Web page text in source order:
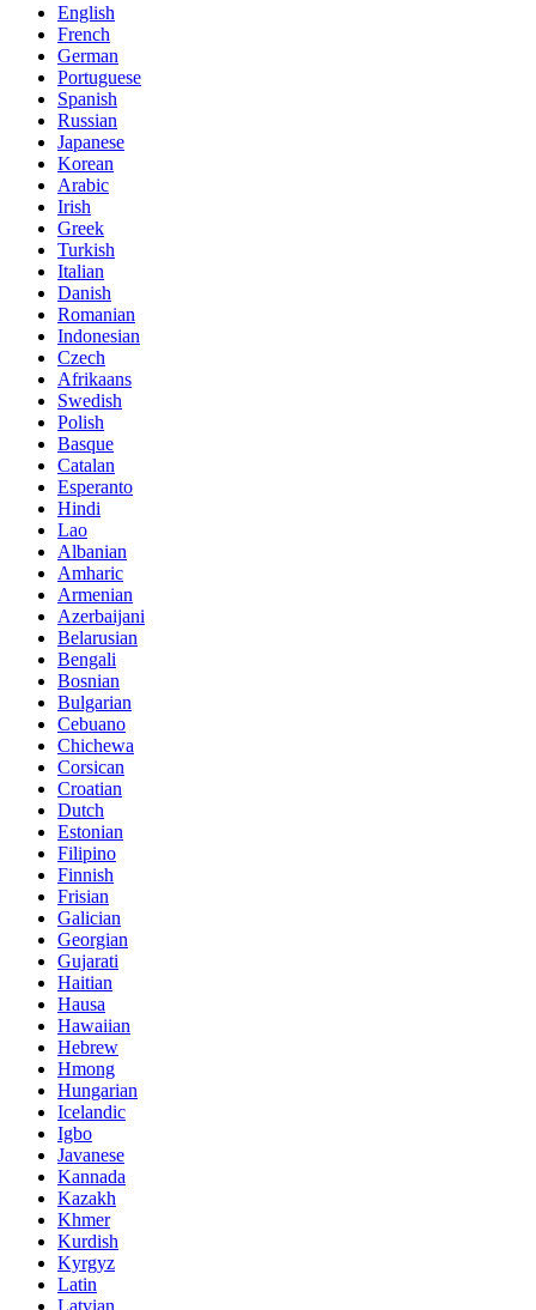
English
French
German
Portuguese
Spanish
Russian
Japanese
Korean
Arabic
Irish
Greek
Turkish
Italian
Danish
Romanian
Indonesian
Czech
Afrikaans
Swedish
Polish
Basque
Catalan
Esperanto
Hindi
Lao
Albanian
Amharic
Armenian
Azerbaijani
Belarusian
Bengali
Bosnian
Bulgarian
Cebuano
Chichewa
Corsican
Croatian
Dutch
Estonian
Filipino
Finnish
Frisian
Galician
Georgian
Gujarati
Haitian
Hausa
Hawaiian
Hebrew
Hmong
Hungarian
Icelandic
Igbo
Javanese
Kannada
Kazakh
Khmer
Kurdish
Kyrgyz
Latin
Latvian